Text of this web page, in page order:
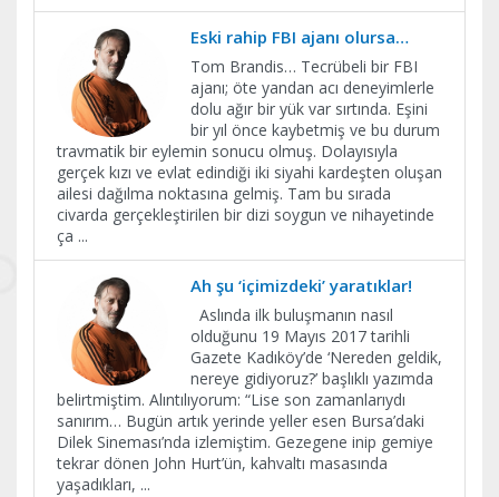
Eski rahip FBI ajanı olursa…
Tom Brandis… Tecrübeli bir FBI
ajanı; öte yandan acı deneyimlerle
dolu ağır bir yük var sırtında. Eşini
bir yıl önce kaybetmiş ve bu durum
travmatik bir eylemin sonucu olmuş. Dolayısıyla
gerçek kızı ve evlat edindiği iki siyahi kardeşten oluşan
ailesi dağılma noktasına gelmiş. Tam bu sırada
civarda gerçekleştirilen bir dizi soygun ve nihayetinde
ça ...
Ah şu ‘içimizdeki’ yaratıklar!
Aslında ilk buluşmanın nasıl
olduğunu 19 Mayıs 2017 tarihli
Gazete Kadıköy’de ‘Nereden geldik,
nereye gidiyoruz?’ başlıklı yazımda
belirtmiştim. Alıntılıyorum: “Lise son zamanlarıydı
sanırım… Bugün artık yerinde yeller esen Bursa’daki
Dilek Sineması’nda izlemiştim. Gezegene inip gemiye
tekrar dönen John Hurt’ün, kahvaltı masasında
yaşadıkları, ...